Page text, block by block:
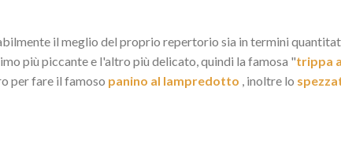
il meglio del proprio repertorio sia in termini
più piccante e l'altro più delicato, quindi la famosa "trippa
per fare il famoso panino al lampredotto , inoltre lo